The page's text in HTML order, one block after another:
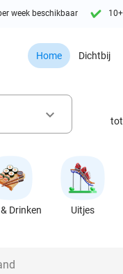
week beschikbaar
Home Dichtbij
keyboard_arrow_down tot
Drinken Uitjes